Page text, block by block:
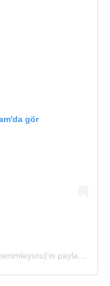
gör
SMA Benimle Yürü Derneği (@smabenimleyuru)'in paylaştığı bir gönderi